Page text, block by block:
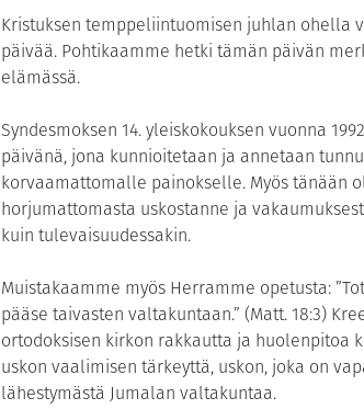
Kristuksen temppeliintuomisen juhlan ohella
päivää. Pohtikaamme hetki tämän päivän
elämässä.
Syndesmoksen 14. yleiskokouksen vuonna
päivänä, jona kunnioitetaan ja annetaan
korvaamattomalle painokselle. Myös tänään
horjumattomasta uskostanne ja
kuin tulevaisuudessakin.
Muistakaamme myös Herramme opetusta:
pääse taivasten valtakuntaan.” (Matt. 18:3)
ortodoksisen kirkon rakkautta ja huolenpitoa
uskon vaalimisen tärkeyttä, uskon, joka on
lähestymästä Jumalan valtakuntaa.